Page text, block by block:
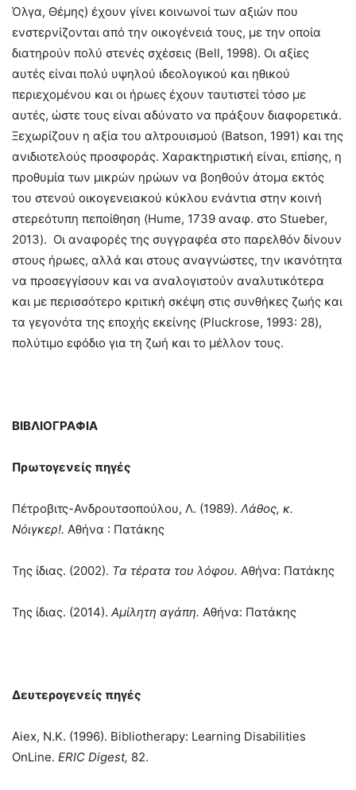
Όλγα, Θέμης) έχουν γίνει κοινωνοί των αξιών που
ενστερνίζονται από την οικογένειά τους, με την οποία
διατηρούν πολύ στενές σχέσεις (Bell, 1998). Οι αξίες
αυτές είναι πολύ υψηλού ιδεολογικού και ηθικού
περιεχομένου και οι ήρωες έχουν ταυτιστεί τόσο με
αυτές, ώστε τους είναι αδύνατο να πράξουν διαφορετικά.
Ξεχωρίζουν η αξία του αλτρουισμού (Batson, 1991) και της
ανιδιοτελούς προσφοράς. Χαρακτηριστική είναι, επίσης, η
προθυμία των μικρών ηρώων να βοηθούν άτομα εκτός
του στενού οικογενειακού κύκλου ενάντια στην κοινή
στερεότυπη πεποίθηση (Hume, 1739 αναφ. στο Stueber,
2013). Οι αναφορές της συγγραφέα στο παρελθόν δίνουν
στους ήρωες, αλλά και στους αναγνώστες, την ικανότητα
να προσεγγίσουν και να αναλογιστούν αναλυτικότερα
και με περισσότερο κριτική σκέψη στις συνθήκες ζωής και
τα γεγονότα της εποχής εκείνης (Pluckrose, 1993: 28),
πολύτιμο εφόδιο για τη ζωή και το μέλλον τους.
ΒΙΒΛΙΟΓΡΑΦΙΑ
Πρωτογενείς πηγές
Πέτροβιτς-Ανδρουτσοπούλου, Λ. (1989). Λάθος, κ.
Νόιγκερ!. Αθήνα : Πατάκης
Της ίδιας. (2002). Τα τέρατα του λόφου. Αθήνα: Πατάκης
Της ίδιας. (2014). Αμίλητη αγάπη. Αθήνα: Πατάκης
Δευτερογενείς πηγές
Aiex, N.K. (1996). Bibliotherapy: Learning Disabilities
OnLine. ERIC Digest, 82.